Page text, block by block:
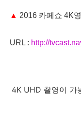
▲ 2016 카페쇼 4K
URL : http://
4K UHD 촬영이 가